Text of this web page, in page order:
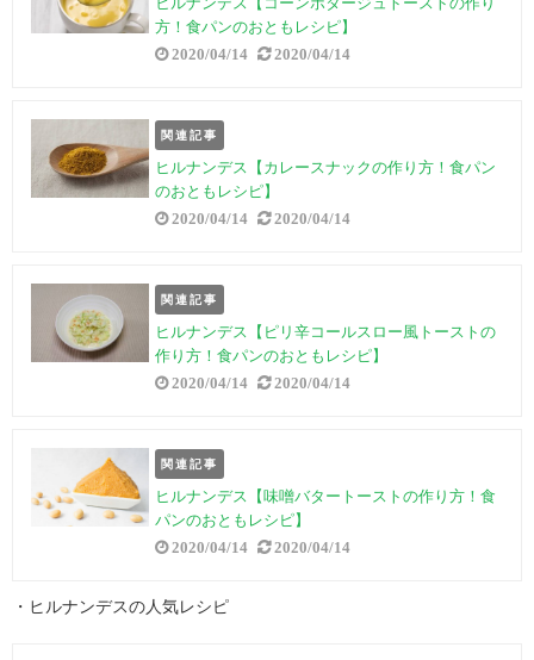
方！食パンのおともレシピ】
2020/04/14 2020/04/14
関連記事
ヒルナンデス【カレースナックの作り方！食パン
のおともレシピ】
2020/04/14 2020/04/14
関連記事
ヒルナンデス【ピリ辛コールスロー風トーストの
作り方！食パンのおともレシピ】
2020/04/14 2020/04/14
関連記事
ヒルナンデス【味噌バタートーストの作り方！食
パンのおともレシピ】
2020/04/14 2020/04/14
・ヒルナンデスの人気レシピ